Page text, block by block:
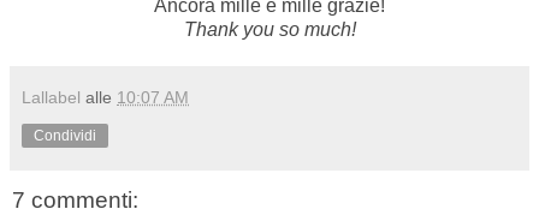
Ancora mille e mille grazie!
Thank you so much!
Lallabel alle 10:07 AM
Condividi
7 commenti: